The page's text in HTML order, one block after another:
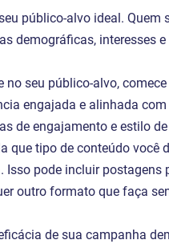
público-alvo ideal. Quem
demográficas, interesses
no seu público-alvo,
engajada e alinhada
de engajamento e estilo
que tipo de conteúdo você
pode incluir postagens
outro formato que faça
de sua campanha